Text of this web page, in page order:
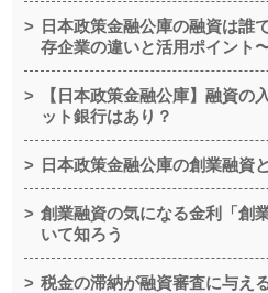
日本政策金融公庫の融資は誰
存企業の違いと活用ポイント
【日本政策金融公庫】融資の
ット銀行はあり？
日本政策金融公庫の創業融資
創業融資の気になる金利「創
いて知ろう
税金の滞納が融資審査に与え